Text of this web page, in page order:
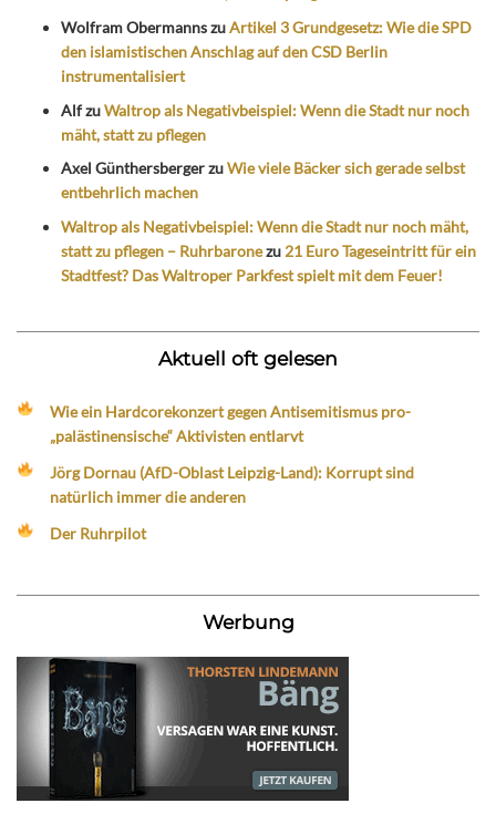
Wolfram ObermannszuArtikel 3 Grundgesetz: Wie die SPD
den islamistischen Anschlag auf den CSD Berlin
instrumentalisiert
AlfzuWaltrop als Negativbeispiel: Wenn die Stadt nur noch
mäht, statt zu pflegen
Axel GünthersbergerzuWie viele Bäcker sich gerade selbst
entbehrlich machen
Waltrop als Negativbeispiel: Wenn die Stadt nur noch mäht,
statt zu pflegen – Ruhrbaronezu 21 Euro Tageseintritt für ein
Stadtfest? Das Waltroper Parkfest spielt mit dem Feuer!
Aktuell oft gelesen
Wie ein Hardcorekonzert gegen Antisemitismus pro-
„palästinensische“ Aktivisten entlarvt
Jörg Dornau (AfD-Oblast Leipzig-Land): Korrupt sind
natürlich immer die anderen
Der Ruhrpilot
Werbung